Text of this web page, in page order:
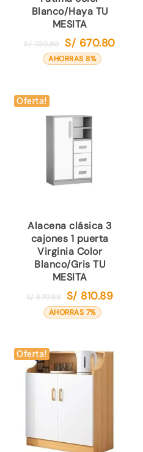
Blanco/Haya TU
MESITA
S/730.80
El
precio
S/ 670.80El
AHORRAS 8%
Oferta!
Alacena clásica 3
cajones 1 puerta
Virginia Color
Blanco/Gris TU
MESITA
S/870.89
El
precio
S/ 870.89.
S/ 810.89El
S/
AHORRAS 7%
Oferta!